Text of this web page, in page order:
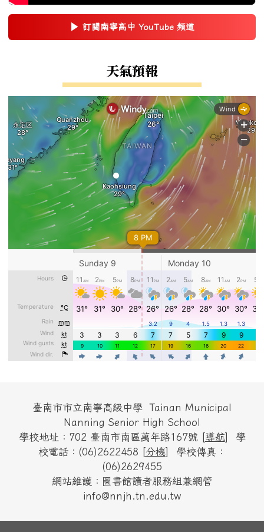
▶ 訂閱南寧高中 YouTube 頻道
(另開新視窗)
天氣預報
頁尾區域內容
臺南市市立南寧高級中學 Tainan Municipal
Nanning Senior High School
學校地址：702 臺南市南區萬年路167號 [導航] 學
校電話：(06)2622458 [分機] 學校傳真：
(06)2629455
網站維護：圖書館讀者服務組兼網管
info@nnjh.tn.edu.tw